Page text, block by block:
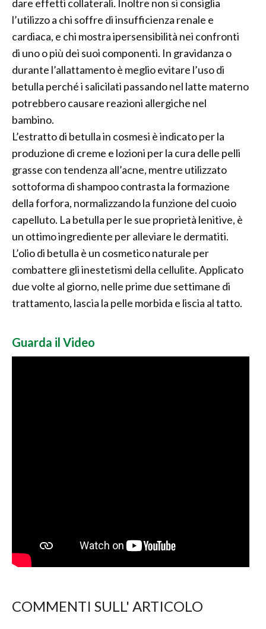
dare effetti collaterali. Inoltre non si consiglia
l’utilizzo a chi soffre di insufficienza renale e
cardiaca, e chi mostra ipersensibilità nei confronti
di uno o più dei suoi componenti. In gravidanza o
durante l’allattamento è meglio evitare l’uso di
betulla perché i salicilati passando nel latte materno
potrebbero causare reazioni allergiche nel
bambino.
L’estratto di betulla in cosmesi è indicato per la
produzione di creme e lozioni per la cura delle pelli
grasse con tendenza all’acne, mentre utilizzato
sottoforma di shampoo contrasta la formazione
della forfora, normalizzando la funzione del cuoio
capelluto. La betulla per le sue proprietà lenitive, è
un ottimo ingrediente per alleviare le dermatiti.
L’olio di betulla è un cosmetico naturale per
combattere gli inestetismi della cellulite. Applicato
due volte al giorno, nelle prime due settimane di
trattamento, lascia la pelle morbida e liscia al tatto.
Guarda il Video
COMMENTI SULL' ARTICOLO